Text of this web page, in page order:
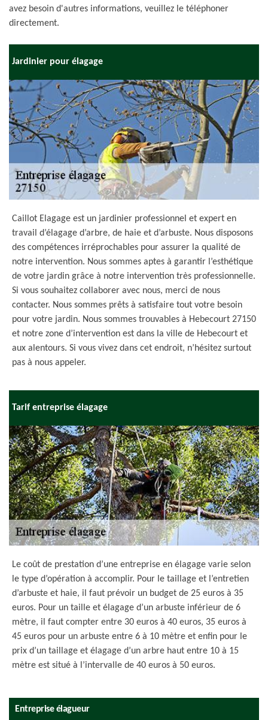
avez besoin d'autres informations, veuillez le téléphoner
directement.
Jardinier pour élagage
Caillot Elagage est un jardinier professionnel et expert en
travail d’élagage d’arbre, de haie et d’arbuste. Nous disposons
des compétences irréprochables pour assurer la qualité de
notre intervention. Nous sommes aptes à garantir l’esthétique
de votre jardin grâce à notre intervention très professionnelle.
Si vous souhaitez collaborer avec nous, merci de nous
contacter. Nous sommes prêts à satisfaire tout votre besoin
pour votre jardin. Nous sommes trouvables à Hebecourt 27150
et notre zone d’intervention est dans la ville de Hebecourt et
aux alentours. Si vous vivez dans cet endroit, n’hésitez surtout
pas à nous appeler.
Tarif entreprise élagage
Le coût de prestation d’une entreprise en élagage varie selon
le type d’opération à accomplir. Pour le taillage et l’entretien
d’arbuste et haie, il faut prévoir un budget de 25 euros à 35
euros. Pour un taille et élagage d’un arbuste inférieur de 6
mètre, il faut compter entre 30 euros à 40 euros, 35 euros à
45 euros pour un arbuste entre 6 à 10 mètre et enfin pour le
prix d’un taillage et élagage d’un arbre haut entre 10 à 15
mètre est situé à l’intervalle de 40 euros à 50 euros.
Entreprise élagueur